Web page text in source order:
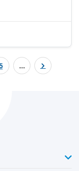
...